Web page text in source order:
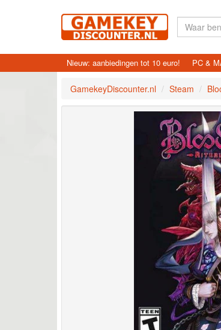
Nieuw: aanbiedingen tot 10 euro! PC &
GamekeyDiscounter.nl Steam